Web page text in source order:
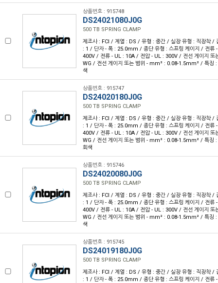
상품번호 : 915748
DS24021080J0G
500 TB SPRING CLAMP
제조사 : FCI / 계열 : DS / 유형 : 중간 / 실장 유형 : 직장착 /
: 1 / 단자 - 폭 : 25.0mm / 종단 유형 : 스프링 케이지 / 전류
400V / 전류 - UL : 10A / 전압 - UL : 300V / 전선 게이지 또
WG / 전선 게이지 또는 범위 - mm² : 0.08-1.5mm² / 특징 :
색
상품번호 : 915747
DS24020180J0G
500 TB SPRING CLAMP
제조사 : FCI / 계열 : DS / 유형 : 중간 / 실장 유형 : 직장착 /
: 1 / 단자 - 폭 : 25.0mm / 종단 유형 : 스프링 케이지 / 전류
400V / 전류 - UL : 10A / 전압 - UL : 300V / 전선 게이지 또
WG / 전선 게이지 또는 범위 - mm² : 0.08-1.5mm² / 특징 :
회색
상품번호 : 915746
DS24020080J0G
500 TB SPRING CLAMP
제조사 : FCI / 계열 : DS / 유형 : 중간 / 실장 유형 : 직장착 /
: 1 / 단자 - 폭 : 25.0mm / 종단 유형 : 스프링 케이지 / 전류
400V / 전류 - UL : 10A / 전압 - UL : 300V / 전선 게이지 또
WG / 전선 게이지 또는 범위 - mm² : 0.08-1.5mm² / 특징 :
색
상품번호 : 915745
DS24019180J0G
500 TB SPRING CLAMP
제조사 : FCI / 계열 : DS / 유형 : 중간 / 실장 유형 : 직장착 /
: 1 / 단자 - 폭 : 25.0mm / 종단 유형 : 스프링 케이지 / 전류